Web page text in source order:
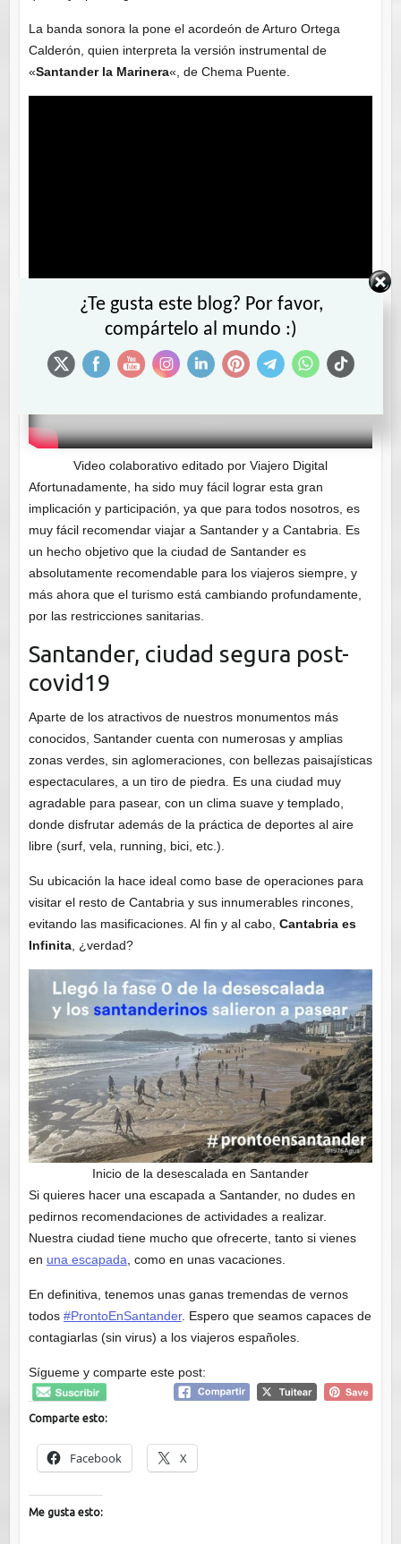
La banda sonora la pone el acordeón de Arturo Ortega
Calderón, quien interpreta la versión instrumental de
«Santander la Marinera«, de Chema Puente.
Video colaborativo editado por Viajero Digital
Afortunadamente, ha sido muy fácil lograr esta gran
implicación y participación, ya que para todos nosotros, es
muy fácil recomendar viajar a Santander y a Cantabria. Es
un hecho objetivo que la ciudad de Santander es
absolutamente recomendable para los viajeros siempre, y
más ahora que el turismo está cambiando profundamente,
por las restricciones sanitarias.
Santander, ciudad segura post-
covid19
Aparte de los atractivos de nuestros monumentos más
conocidos, Santander cuenta con numerosas y amplias
zonas verdes, sin aglomeraciones, con bellezas paisajísticas
espectaculares, a un tiro de piedra. Es una ciudad muy
agradable para pasear, con un clima suave y templado,
donde disfrutar además de la práctica de deportes al aire
libre (surf, vela, running, bici, etc.).
Su ubicación la hace ideal como base de operaciones para
visitar el resto de Cantabria y sus innumerables rincones,
evitando las masificaciones. Al fin y al cabo, Cantabria es
Infinita, ¿verdad?
Inicio de la desescalada en Santander
Si quieres hacer una escapada a Santander, no dudes en
pedirnos recomendaciones de actividades a realizar.
Nuestra ciudad tiene mucho que ofrecerte, tanto si vienes
en una escapada , como en unas vacaciones.
En definitiva, tenemos unas ganas tremendas de vernos
todos #ProntoEnSantander. Espero que seamos capaces de
contagiarlas (sin virus) a los viajeros españoles.
Sígueme y comparte este post:
Comparte esto:
Facebook X
Me gusta esto:
¿Te gusta este blog? Por favor,
compártelo al mundo :)